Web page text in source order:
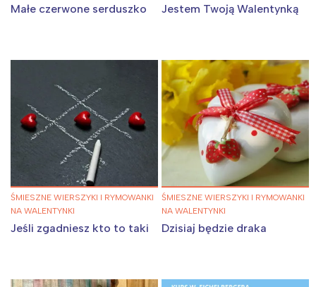
Małe czerwone serduszko Jestem Twoją Walentynką
ŚMIESZNE WIERSZYKI I RYMOWANKI
NA WALENTYNKI
Jeśli zgadniesz kto to taki
ŚMIESZNE WIERSZYKI I RYMOWANKI
NA WALENTYNKI
Dzisiaj będzie draka